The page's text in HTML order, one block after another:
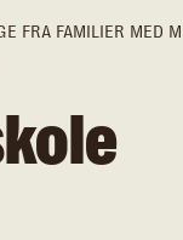
FRA FAMILIER MED